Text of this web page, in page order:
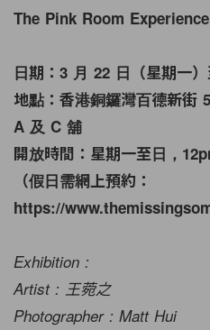
The Pink Room
日期：3 月 22 日（星期一
地點：香港銅鑼灣百德新街
A 及 C 舖
開放時間：星期一至日，
（假日需網上預約：
https://
Exhibition :
Artist : 王菀之
Photographer : Matt Hui